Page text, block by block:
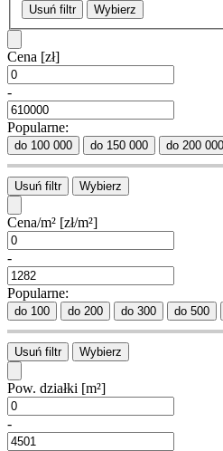
Usuń filtr Wybierz
Cena [zł]
-
Popularne:
do 100 000 do 150 000 do 200 000
Usuń filtr Wybierz
Cena/m² [zł/m²]
-
Popularne:
do 100 do 200 do 300 do 500
Usuń filtr Wybierz
Pow. działki [m²]
-